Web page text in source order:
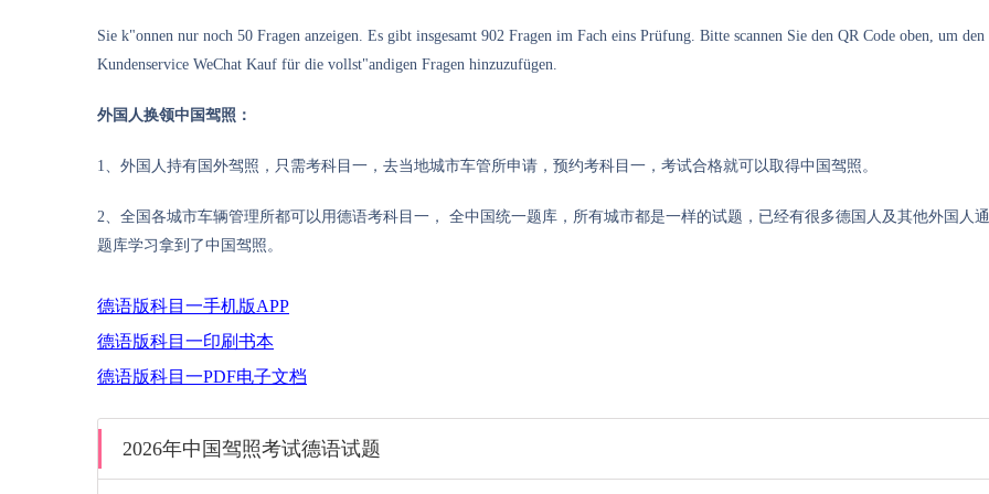
Sie k"onnen nur noch 50 Fragen anzeigen. Es gibt insgesamt 902 Fragen im Fach eins Prüfung. Bitte scannen Sie den QR Code oben, um den
Kundenservice WeChat Kauf für die vollst"andigen Fragen hinzuzufügen.
外国人换领中国驾照：
1、外国人持有国外驾照，只需考科目一，去当地城市车管所申请，预约考科目一，考试合格就可以取得中国驾照。
2、全国各城市车辆管理所都可以用德语考科目一， 全中国统一题库，所有城市都是一样的试题，已经有很多德国人及其他外国人
题库学习拿到了中国驾照。
德语版科目一手机版APP
德语版科目一印刷书本
德语版科目一PDF电子文档
2026年中国驾照考试德语试题